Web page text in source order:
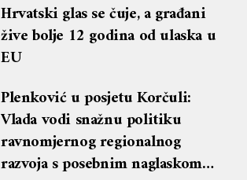
komentara
Hrvatski glas se čuje, a građani
žive bolje 12 godina od ulaska u
EU
Plenković u posjetu Korčuli:
Vlada vodi snažnu politiku
ravnomjernog regionalnog
razvoja s posebnim naglaskom